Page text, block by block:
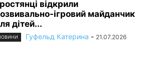
відкрили
ігровий майданчик
дітей...
Гуфельд Катерина - 21.07.2026